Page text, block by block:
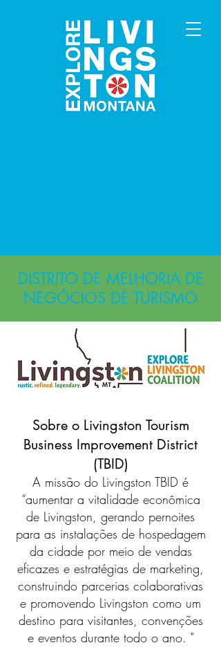
DISTRITO DE MELHORIA DE
NEGÓCIOS DE TURISMO
Sobre o Livingston Tourism
Business Improvement District
(TBID)
A missão do Livingston TBID é
“aumentar a vitalidade econômica
de Livingston, gerando pernoites
para as instalações de hospedagem
da cidade por meio de vendas
eficazes e estratégias de marketing,
construindo parcerias colaborativas
e promovendo Livingston como um
destino para visitantes, convenções
e eventos durante todo o ano. "